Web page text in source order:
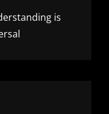
is